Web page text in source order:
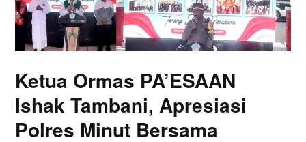
Ketua Ormas PA’ESAAN
Ishak Tambani, Apresiasi
Polres Minut Bersama